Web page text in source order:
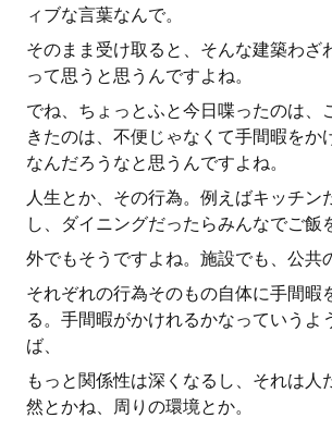
ィブな言葉なんで。
そのまま受け取ると、そんな建築わざ
って思うと思うんですよね。
でね、ちょっとふと今日喋ったのは、
きたのは、不便じゃなくて手間暇をか
なんだろうなと思うんですよね。
人生とか、その行為。例えばキッチン
し、ダイニングだったらみんなでご飯
外でもそうですよね。施設でも、公共
それぞれの行為そのもの自体に手間暇
る。手間暇がかけれるかなっていうよ
ば、
もっと関係性は深くなるし、それは人
然とかね、周りの環境とか。